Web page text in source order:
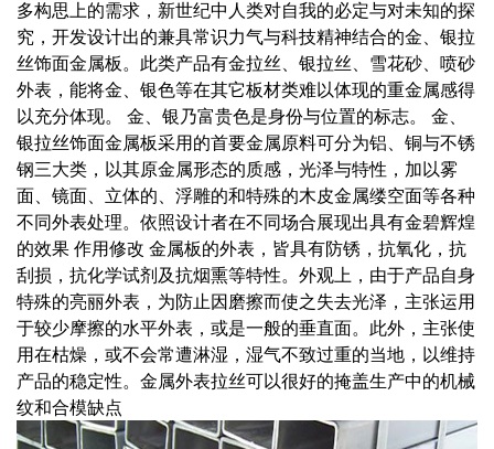
多构思上的需求，新世纪中人类对自我的必定与对未知的探
究，开发设计出的兼具常识力气与科技精神结合的金、银拉
丝饰面金属板。此类产品有金拉丝、银拉丝、雪花砂、喷砂
外表，能将金、银色等在其它板材类难以体现的重金属感得
以充分体现。 金、银乃富贵色是身份与位置的标志。 金、
银拉丝饰面金属板采用的首要金属原料可分为铝、铜与不锈
钢三大类，以其原金属形态的质感，光泽与特性，加以雾
面、镜面、立体的、浮雕的和特殊的木皮金属缕空面等各种
不同外表处理。依照设计者在不同场合展现出具有金碧辉煌
的效果 作用修改 金属板的外表，皆具有防锈，抗氧化，抗
刮损，抗化学试剂及抗烟熏等特性。外观上，由于产品自身
特殊的亮丽外表，为防止因磨擦而使之失去光泽，主张运用
于较少摩擦的水平外表，或是一般的垂直面。此外，主张使
用在枯燥，或不会常遭淋湿，湿气不致过重的当地，以维持
产品的稳定性。金属外表拉丝可以很好的掩盖生产中的机械
纹和合模缺点